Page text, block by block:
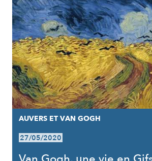
AUVERS ET VAN GOGH
27/05/2020